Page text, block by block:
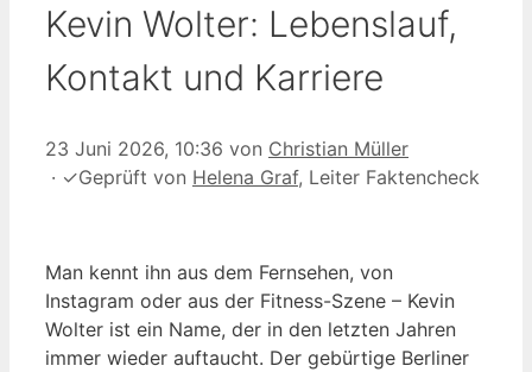
Kevin Wolter: Lebenslauf,
Kontakt und Karriere
23 Juni 2026, 10:36 von Christian Müller
· ✓Geprüft von Helena Graf, Leiter Faktencheck
Man kennt ihn aus dem Fernsehen, von
Instagram oder aus der Fitness-Szene – Kevin
Wolter ist ein Name, der in den letzten Jahren
immer wieder auftaucht. Der gebürtige Berliner